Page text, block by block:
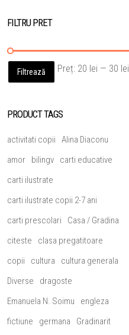
FILTRU PRET
minim
maxim
Filtrează Preț: 20 lei — 30 lei
PRODUCT TAGS
activitati copii
Alina Diaconu
amor
bilingv
carti educative
carti ilustrate
carti ilustrate copii 2-7 ani
carti prescolari
Casa / Gradina
citeste
clasa pregatitoare
copii
cultura
cultura generala
Diverse
dragoste
Emanuela N. Soimu
engleza
fictiune
germana
Gradinarit